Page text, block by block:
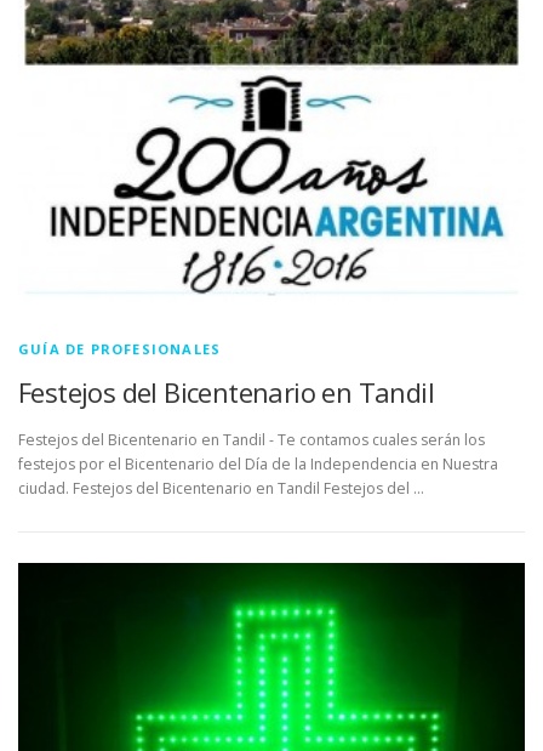
GUÍA DE PROFESIONALES
Festejos del Bicentenario en Tandil
Festejos del Bicentenario en Tandil - Te contamos cuales serán los
festejos por el Bicentenario del Día de la Independencia en Nuestra
ciudad. Festejos del Bicentenario en Tandil Festejos del …